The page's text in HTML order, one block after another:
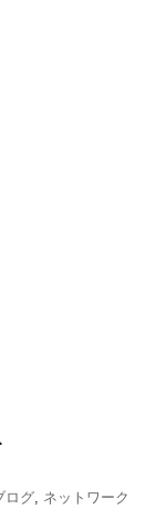
ログ, ネットワーク